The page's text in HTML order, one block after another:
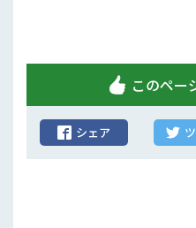
このペー
シェア
農家紹介
農業コンクール大会
農薬